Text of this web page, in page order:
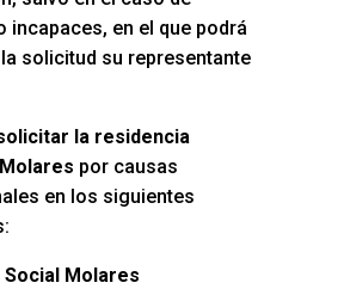
incapaces, en el que podrá
solicitud su representante
la residencia
por causas
en los siguientes
Molares